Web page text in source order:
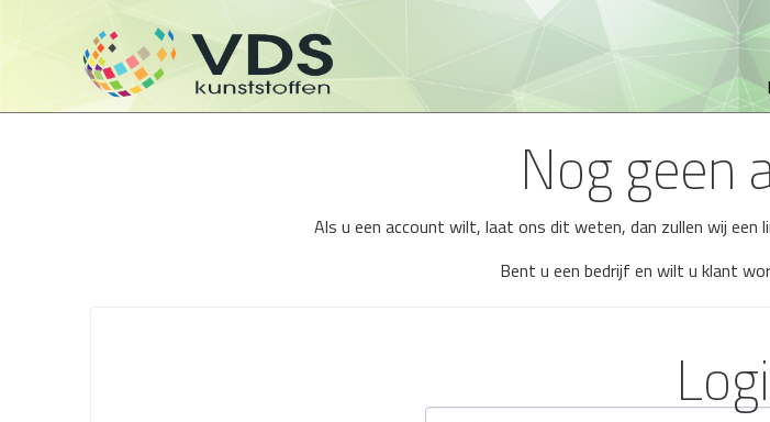
Nog geen
Als u een account wilt, laat ons dit weten, dan zullen wij een
Bent u een bedrijf en wilt u klant